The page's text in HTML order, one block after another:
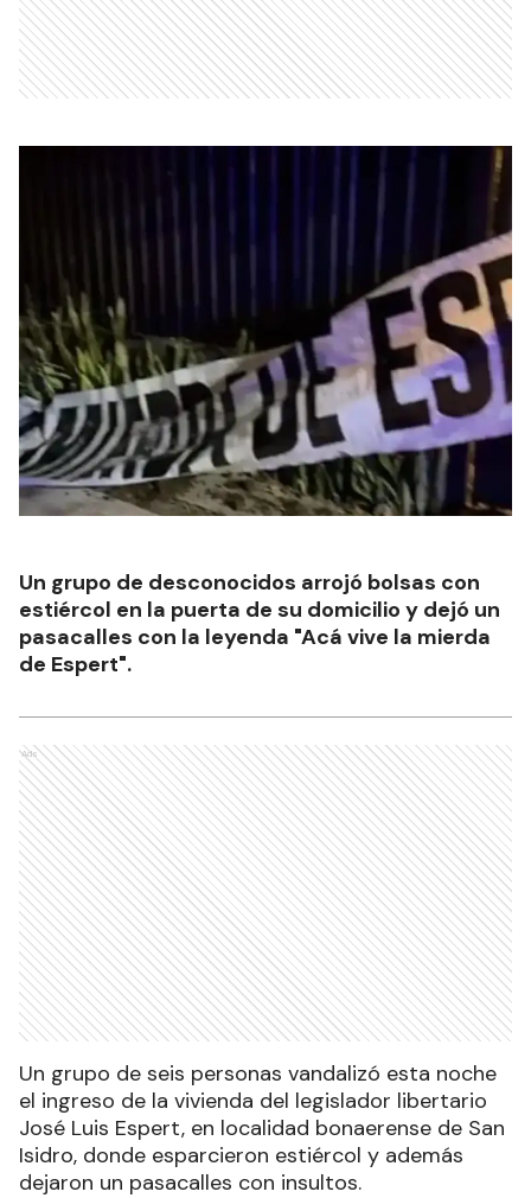
Un grupo de desconocidos arrojó bolsas con
estiércol en la puerta de su domicilio y dejó un
pasacalles con la leyenda "Acá vive la mierda
de Espert".
Ads
Un grupo de seis personas vandalizó esta noche
el ingreso de la vivienda del legislador libertario
José Luis Espert, en localidad bonaerense de San
Isidro, donde esparcieron estiércol y además
dejaron un pasacalles con insultos.